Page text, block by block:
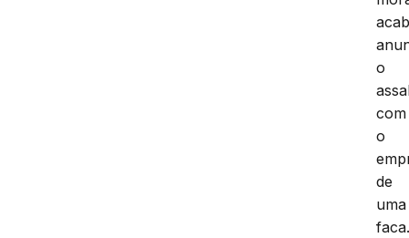
o
com
o
de
uma